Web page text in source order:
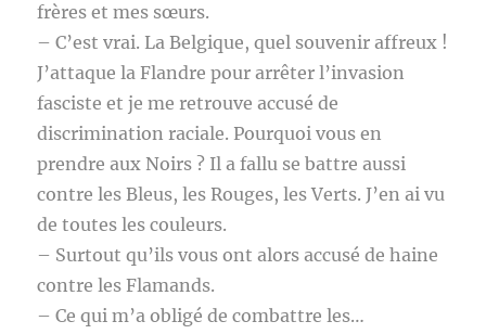
frères et mes sœurs.
– C’est vrai. La Belgique, quel souvenir affreux !
J’attaque la Flandre pour arrêter l’invasion
fasciste et je me retrouve accusé de
discrimination raciale. Pourquoi vous en
prendre aux Noirs ? Il a fallu se battre aussi
contre les Bleus, les Rouges, les Verts. J’en ai vu
de toutes les couleurs.
– Surtout qu’ils vous ont alors accusé de haine
contre les Flamands.
– Ce qui m’a obligé de combattre les…